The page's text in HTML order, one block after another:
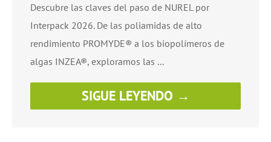
Descubre las claves del paso de NUREL por
Interpack 2026. De las poliamidas de alto
rendimiento PROMYDE® a los biopolímeros de
algas INZEA®, exploramos las ...
SIGUE LEYENDO →